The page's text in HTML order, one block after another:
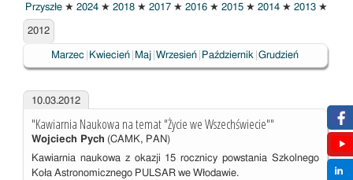
Przyszłe ★ 2024 ★ 2018 ★ 2017 ★ 2016 ★ 2015 ★ 2014 ★ 2013 ★
2012
2012
Marzec Kwiecień Maj Wrzesień Październik Grudzień
10.03.2012
"Kawiarnia Naukowa na temat "Życie we Wszechświecie""
Wojciech Pych (CAMK, PAN)
Kawiarnia naukowa z okazji 15 rocznicy powstania Szkolnego
Koła Astronomicznego PULSAR we Włodawie.